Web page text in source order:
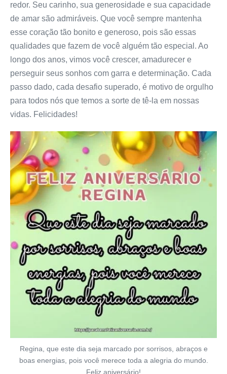
redor. Seu carinho, sua generosidade e sua capacidade
de amar são admiráveis. Que você sempre mantenha
esse coração tão bonito e generoso, pois são essas
qualidades que fazem de você alguém tão especial. Ao
longo dos anos, vimos você crescer, amadurecer e
perseguir seus sonhos com garra e determinação. Cada
passo dado, cada desafio superado, é motivo de orgulho
para todos nós que temos a sorte de tê-la em nossas
vidas. Felicidades!
Regina, que este dia seja marcado por sorrisos, abraços e
boas energias, pois você merece toda a alegria do mundo.
Feliz aniversário!